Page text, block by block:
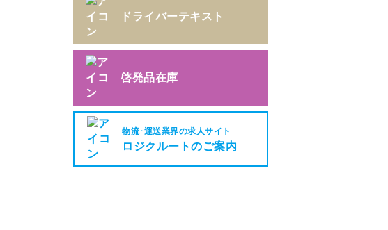
ドライバーテキスト
啓発品在庫
物流･運送業界の求人サイト
ロジクルートのご案内